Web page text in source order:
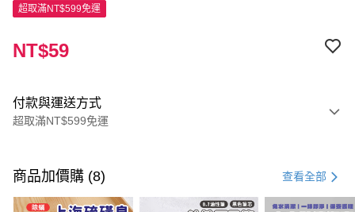
超取滿NT$599免運
NT$59
付款與運送方式
超取滿NT$599免運
信用卡一次付款
超商取貨付款
商品加價購 (8) 查看全部